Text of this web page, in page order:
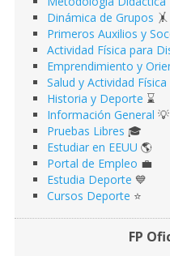
Dinámica de Grupos 🤸
Primeros Auxilios y
Actividad Física para
Emprendimiento y
Salud y Actividad Física
Historia y Deporte ⌛️
Información General 💡
Pruebas Libres 🎓
Estudiar en EEUU 🌎​
Portal de Empleo 💼
Estudia Deporte 💙
Cursos Deporte ⭐️
FP